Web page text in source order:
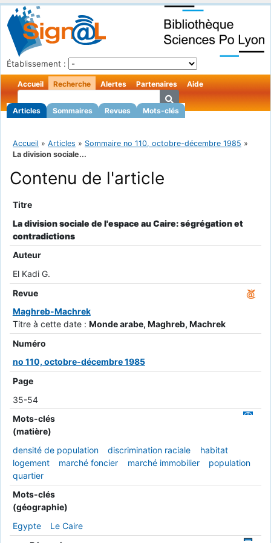
Établissement :
Accueil Recherche
Articles Sommaires Revues Mots-clés
Alertes Partenaires Aide
Accueil » Articles » Sommaire no 110, octobre-décembre 1985 »
La division sociale...
Contenu de l'article
Titre
La division sociale de l'espace au Caire: ségrégation et
contradictions
Auteur
El Kadi G.
Revue
Maghreb-Machrek
Titre à cette date : Monde arabe, Maghreb, Machrek
Numéro
no 110, octobre-décembre 1985
Page
35-54
Mots-clés
(matière)
densité de population
discrimination raciale
habitat
logement
marché foncier marché immobilier
population
quartier
Mots-clés
(géographie)
Egypte
Le Caire